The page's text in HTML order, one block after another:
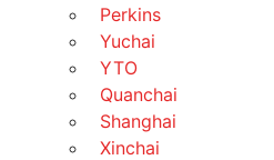
Perkins
Yuchai
YTO
Quanchai
Shanghai
Xinchai